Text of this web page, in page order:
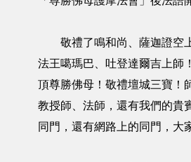
敬禮了鳴和尚、薩迦證空
法王噶瑪巴、吐登達爾吉上師
頂尊勝佛母！敬禮壇城三寶！
教授師、法師，還有我們的貴
同門，還有網路上的同門，大